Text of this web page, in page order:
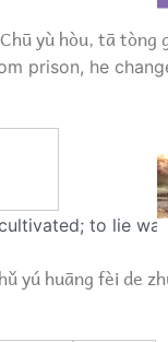
Chū yù hòu, tā tòng
prison, he
to lie
yú huāng fèi de